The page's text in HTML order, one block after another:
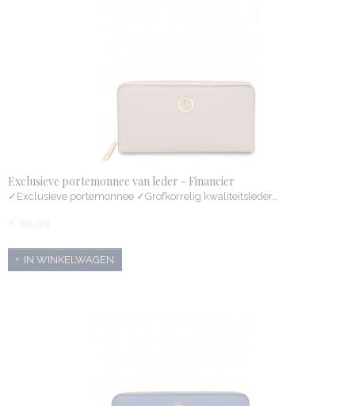
Exclusieve portemonnee van leder - Financier
✓Exclusieve portemonnee ✓Grofkorrelig kwaliteitsleder…
€ 85,99
IN WINKELWAGEN